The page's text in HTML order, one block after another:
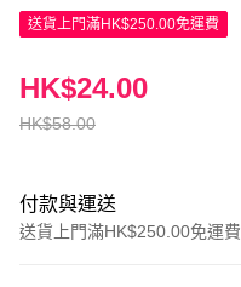
送貨上門滿HK$250.00免運費
HK$58.00
HK$24.00
付款與運送
送貨上門滿HK$250.00免運費